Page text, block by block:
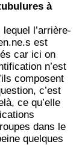
à
l’arrière-
est
car ici on
n’est
composent
c’est
ce qu’elle
dans le
quelques